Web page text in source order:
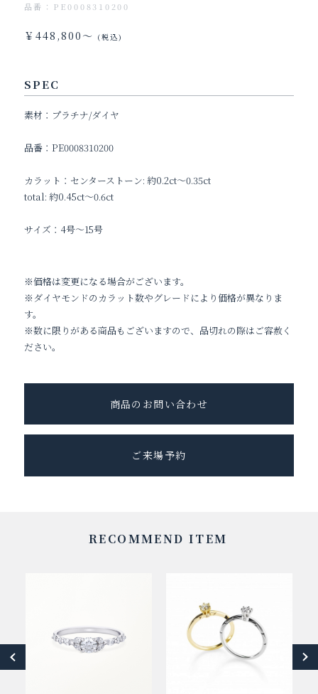
品番：PE0008310200
￥448,800～ (税込)
SPEC
素材：プラチナ/ダイヤ
品番： PE0008310200
カラット：センターストーン: 約0.2ct～0.35ct
total: 約0.45ct～0.6ct
サイズ：4号～15号
※価格は変更になる場合がございます。
※ダイヤモンドのカラット数やグレードにより価格が異なりま
す。
※数に限りがある商品もございますので、品切れの際はご容赦く
ださい。
商品のお問い合わせ
ご来場予約
RECOMMEND ITEM